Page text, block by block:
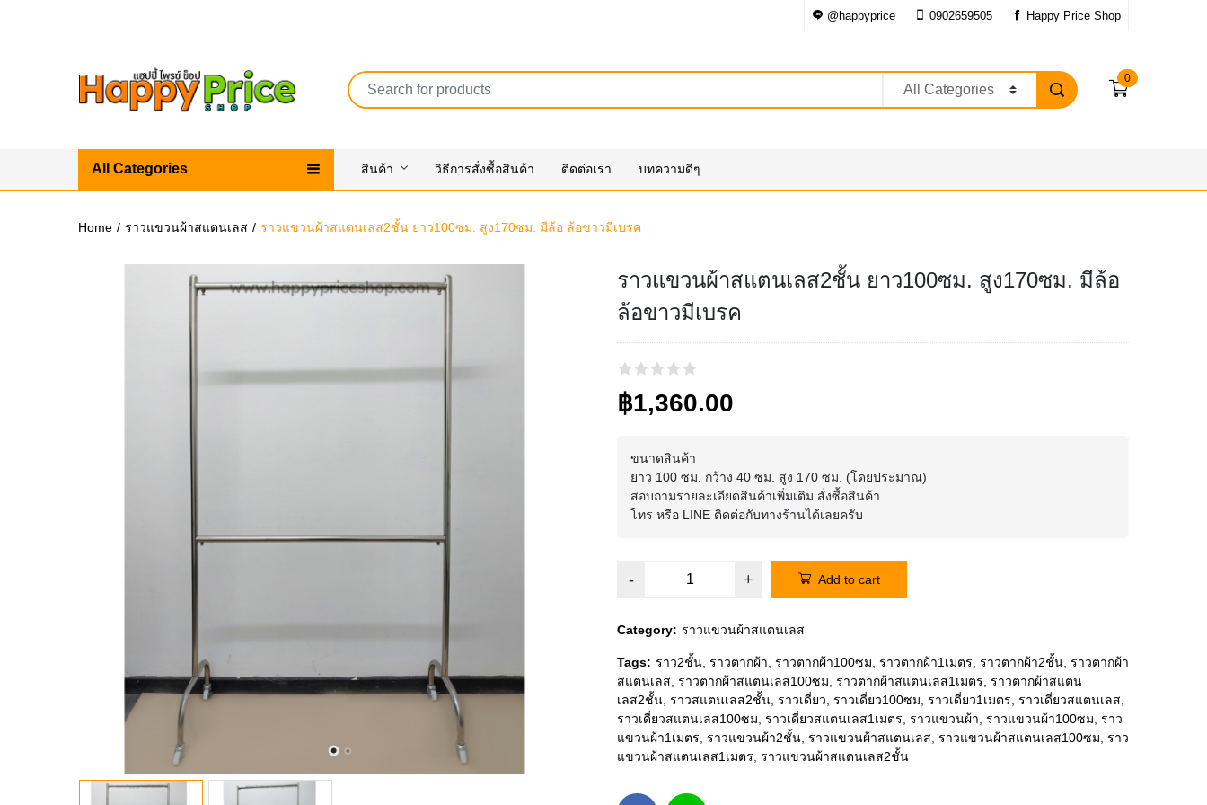
@happyprice 0902659505 Happy Price Shop
0
All Categories สินค้า วิธีการสั่งซื้อสินค้า ติดต่อเรา บทความดีๆ
Home ราวแขวนผ้าสแตนเลส ราวแขวนผ้าสแตนเลส2ชั้น ยาว100ซม. สูง170ซม. มีล้อ ล้อขาวมีเบรค
ราวแขวนผ้าสแตนเลส2ชั้น ยาว100ซม. สูง170ซม. มีล้อ
ล้อขาวมีเบรค
฿1,360.00
ขนาดสินค้า
ยาว 100 ซม. กว้าง 40 ซม. สูง 170 ซม. (โดยประมาณ)
สอบถามรายละเอียดสินค้าเพิ่มเติม สั่งซื้อสินค้า
โทร หรือ LINE ติดต่อกับทางร้านได้เลยครับ
Add to cart
Category: ราวแขวนผ้าสแตนเลส
Tags: ราว2ชั้น ราวตากผ้า ราวตากผ้า100ซม ราวตากผ้า1เมตร ราวตากผ้า2ชั้น ราวตากผ้า
สแตนเลส ราวตากผ้าสแตนเลส100ซม ราวตากผ้าสแตนเลส1เมตร ราวตากผ้าสแตน
เลส2ชั้น ราวสแตนเลส2ชั้น ราวเดี่ยว ราวเดี่ยว100ซม ราวเดี่ยว1เมตร ราวเดี่ยวสแตนเลส
ราวเดี่ยวสแตนเลส100ซม ราวเดี่ยวสแตนเลส1เมตร ราวแขวนผ้า ราวแขวนผ้า100ซม ราว
แขวนผ้า1เมตร ราวแขวนผ้า2ชั้น ราวแขวนผ้าสแตนเลส ราวแขวนผ้าสแตนเลส100ซม ราว
แขวนผ้าสแตนเลส1เมตร ราวแขวนผ้าสแตนเลส2ชั้น